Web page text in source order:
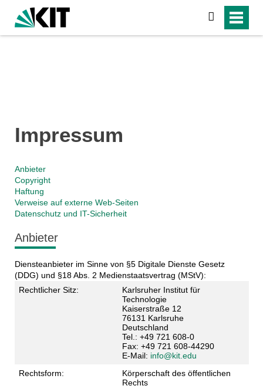
suchen
Impressum
Anbieter
Copyright
Haftung
Verweise auf externe Web-Seiten
Datenschutz und IT-Sicherheit
Anbieter
Diensteanbieter im Sinne von §5 Digitale Dienste Gesetz
(DDG) und §18 Abs. 2 Medienstaatsvertrag (MStV):
Rechtlicher Sitz:
Karlsruher Institut für
Technologie
Kaiserstraße 12
76131 Karlsruhe
Deutschland
Tel.: +49 721 608-0
Fax: +49 721 608-44290
E-Mail: info@kit.edu
Rechtsform:
Körperschaft des öffentlichen
Rechts